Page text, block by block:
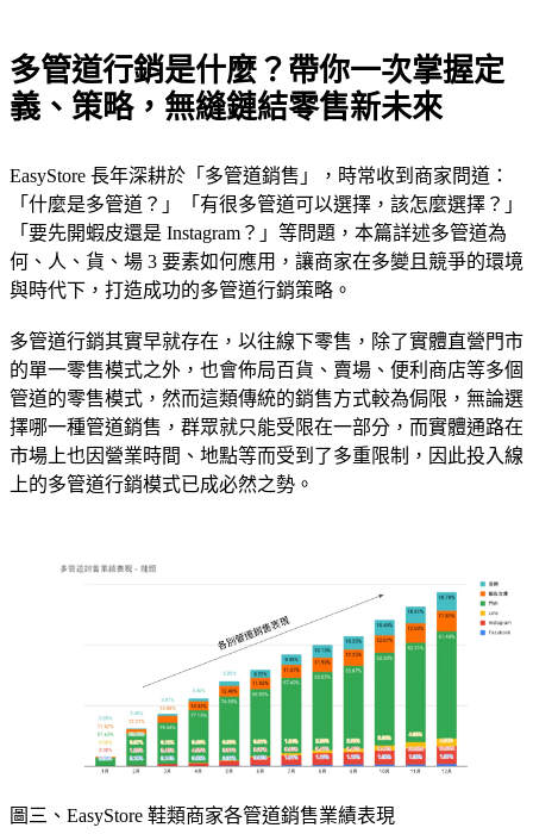
多管道行銷是什麼？帶你一次掌握定
義、策略，無縫鏈結零售新未來
EasyStore 長年深耕於「多管道銷售」，時常收到商家問道：
「什麼是多管道？」「有很多管道可以選擇，該怎麼選擇？」
「要先開蝦皮還是 Instagram？」等問題，本篇詳述多管道為
何、人、貨、場 3 要素如何應用，讓商家在多變且競爭的環境
與時代下，打造成功的多管道行銷策略。
多管道行銷其實早就存在，以往線下零售，除了實體直營門市
的單一零售模式之外，也會佈局百貨、賣場、便利商店等多個
管道的零售模式，然而這類傳統的銷售方式較為侷限，無論選
擇哪一種管道銷售，群眾就只能受限在一部分，而實體通路在
市場上也因營業時間、地點等而受到了多重限制，因此投入線
上的多管道行銷模式已成必然之勢。
圖三、EasyStore 鞋類商家各管道銷售業績表現